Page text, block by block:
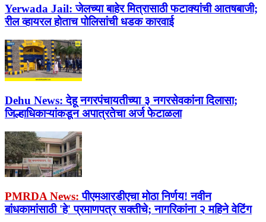
Yerwada Jail: जेलच्या बाहेर मित्रासाठी फटाक्यांची आतषबाजी;
रील व्हायरल होताच पोलिसांची धडक कारवाई
Dehu News: देहू नगरपंचायतीच्या ३ नगरसेवकांना दिलासा;
जिल्हाधिकाऱ्यांकडून अपात्रतेचा अर्ज फेटाळला
PMRDA News: पीएमआरडीएचा मोठा निर्णय! नवीन
बांधकामांसाठी 'हे' प्रमाणपत्र सक्तीचे; नागरिकांना २ महिने वेटिंग